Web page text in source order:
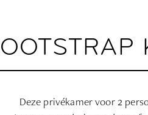
Deze privékamer voor 2